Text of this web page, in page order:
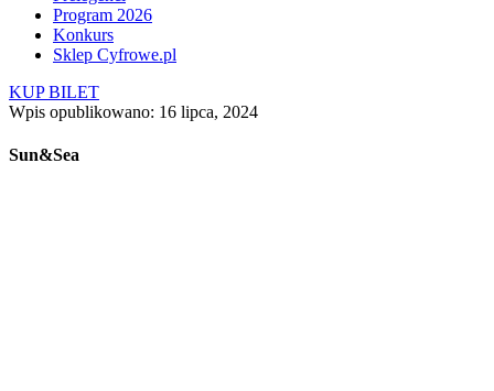
Program 2026
Konkurs
Sklep Cyfrowe.pl
KUP BILET
Wpis opublikowano: 16 lipca, 2024
Sun&Sea